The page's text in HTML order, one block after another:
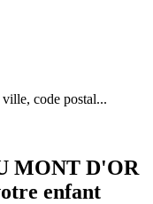
code postal...
MONT D'OR
enfant